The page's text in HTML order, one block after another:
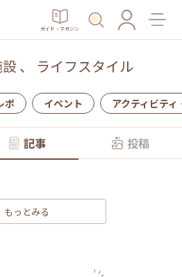
ガイド・マガジン
、 ライフスタイル
ポ イベント アクティビティ
記事 投稿
もっとみる